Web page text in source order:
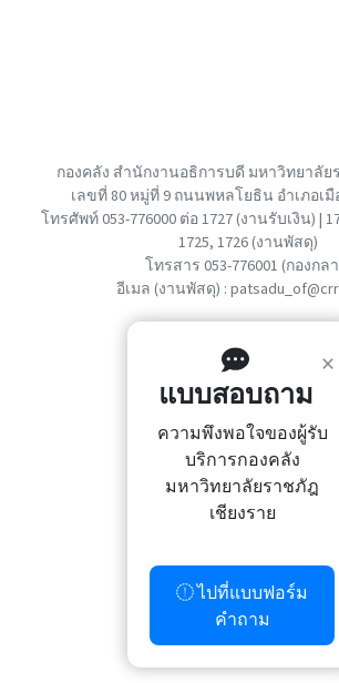
×
แบบสอบถาม
ความพึงพอใจของผู้รับ
บริการกองคลัง
มหาวิทยาลัยราชภัฎ
เชียงราย
ไปที่แบบฟอร์ม
คำถาม
กองคลัง สำนักงานอธิการบดี มหาวิทยาลัย
เลขที่ 80 หมู่ที่ 9 ถนนพหลโยธิน อำเภอเมื
โทรศัพท์ 053-776000 ต่อ 1727 (งานรับเงิน) |
1725, 1726 (งานพัสดุ)
โทรสาร 053-776001 (กองกล
อีเมล (งานพัสดุ) :